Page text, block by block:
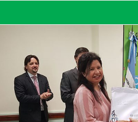
MINISTERIO
DE